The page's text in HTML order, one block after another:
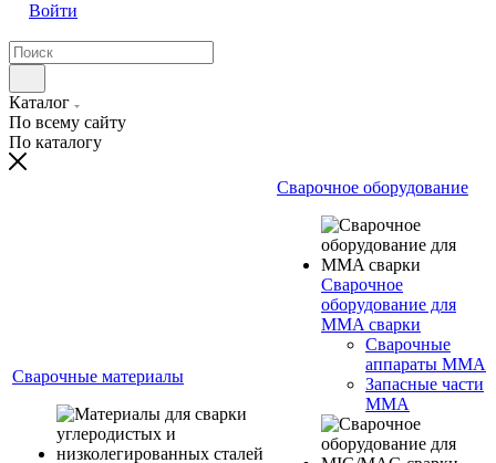
Войти
Каталог
По всему сайту
По каталогу
Сварочные материалы
Сварочное оборудование
Сварочное
оборудование для
MMA сварки
Сварочные
аппараты MMA
Запасные части
MMA